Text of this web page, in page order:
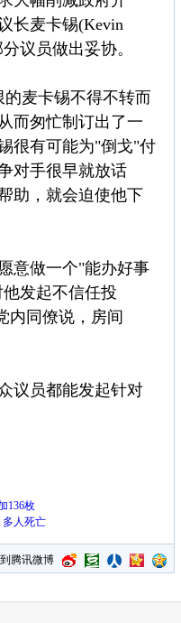
长麦卡锡(Kevin
议员做出妥协。
麦卡锡不得不转而
而匆忙制订出了一
很有可能为"倒戈"付
对手很早就放话
助，就会迫使他下
意做一个"能办好事
发起不信任投
内同僚说，房间
议员都能发起针对
136枚
多人死亡